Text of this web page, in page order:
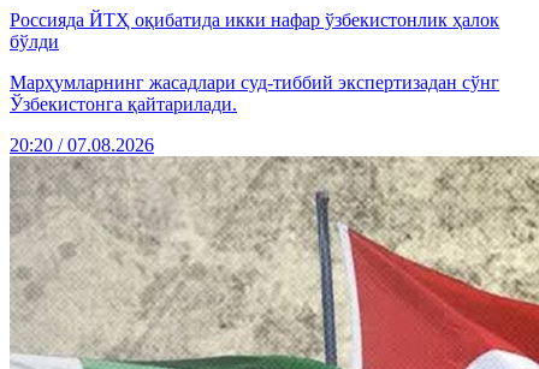
Россияда ЙТҲ оқибатида икки нафар ўзбекистонлик ҳалок
бўлди
Марҳумларнинг жасадлари суд-тиббий экспертизадан сўнг
Ўзбекистонга қайтарилади.
20:20 / 07.08.2026